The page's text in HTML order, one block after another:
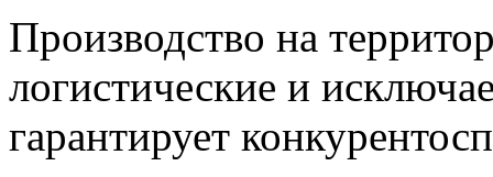
Производство на
логистические и
гарантирует